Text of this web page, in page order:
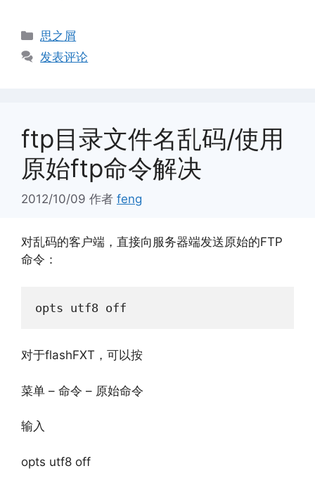
分
类
思之屑
发表评论
ftp目录文件名乱码/使用
原始ftp命令解决
2012/10/09 作者 feng
对乱码的客户端，直接向服务器端发送原始的FTP
命令：
opts utf8 off
对于flashFXT，可以按
菜单 – 命令 – 原始命令
输入
opts utf8 off